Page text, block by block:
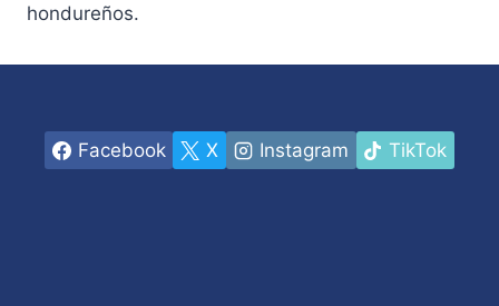
hondureños.
Facebook X Instagram TikTok